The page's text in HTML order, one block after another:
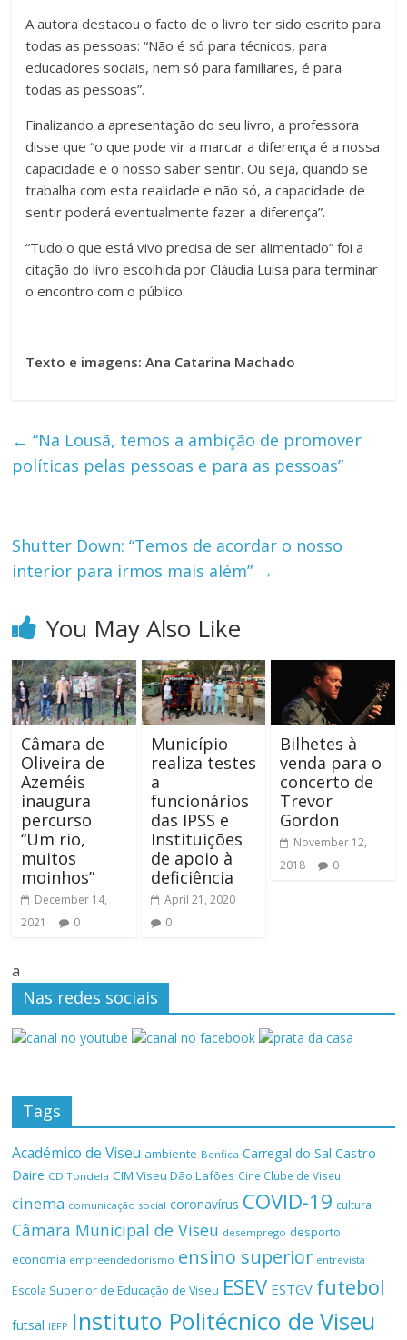
A autora destacou o facto de o livro ter sido escrito para
todas as pessoas: “Não é só para técnicos, para
educadores sociais, nem só para familiares, é para
todas as pessoas”.
Finalizando a apresentação do seu livro, a professora
disse que “o que pode vir a marcar a diferença é a nossa
capacidade e o nosso saber sentir. Ou seja, quando se
trabalha com esta realidade e não só, a capacidade de
sentir poderá eventualmente fazer a diferença”.
“Tudo o que está vivo precisa de ser alimentado” foi a
citação do livro escolhida por Cláudia Luísa para terminar
o encontro com o público.
Texto e imagens: Ana Catarina Machado
← “Na Lousã, temos a ambição de promover
políticas pelas pessoas e para as pessoas”
Shutter Down: “Temos de acordar o nosso
interior para irmos mais além” →
You May Also Like
Câmara de
Oliveira de
Azeméis
inaugura
percurso
“Um rio,
muitos
moinhos”
December 14,
2021
0
Município
realiza testes
a
funcionários
das IPSS e
Instituições
de apoio à
deficiência
April 21, 2020
0
Bilhetes à
venda para o
concerto de
Trevor
Gordon
November 12,
2018
0
a
Nas redes sociais
Tags
Académico de Viseu ambiente Benfica Carregal do Sal Castro
Daire CD Tondela CIM Viseu Dão Lafões Cine Clube de Viseu
cinema comunicação social coronavírus COVID-19 cultura
Câmara Municipal de Viseu desemprego desporto
economia empreendedorismo ensino superior entrevista
Escola Superior de Educação de Viseu ESEV ESTGV futebol
futsal IEFP Instituto Politécnico de Viseu